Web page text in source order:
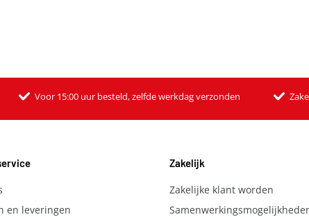
Voor 15:00 uur besteld, zelfde werkdag verzonden
en leveringen
Zakelijk
Zakelijke klant worden